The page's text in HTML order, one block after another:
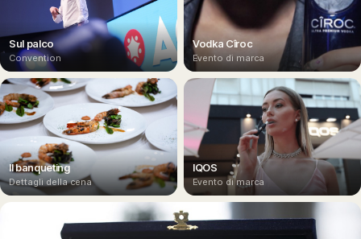
Vodka Cîroc
Evento di marca
Sul palco
Convention
Il banqueting
Dettagli della cena
IQOS
Evento di marca